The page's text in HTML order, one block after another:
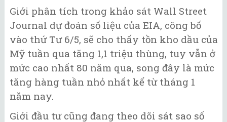
Giới phân tích trong khảo sát Wall Street
Journal dự đoán số liệu của EIA, công bố
vào thứ Tư 6/5, sẽ cho thấy tồn kho dầu của
Mỹ tuần qua tăng 1,1 triệu thùng, tuy vẫn ở
mức cao nhất 80 năm qua, song đây là mức
tăng hàng tuần nhỏ nhất kể từ tháng 1
năm nay.
Giới đầu tư cũng đang theo dõi sát sao số